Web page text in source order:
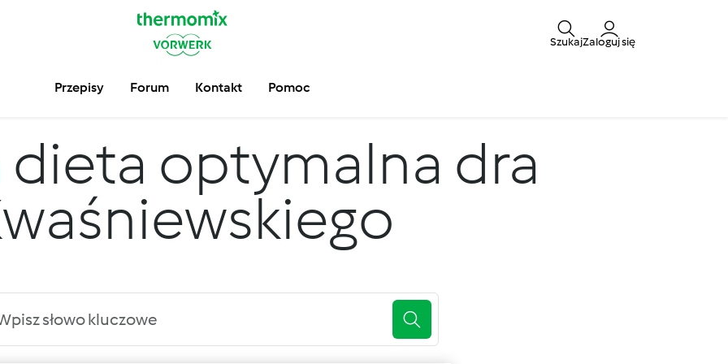
SzukajZaloguj się
Przepisy Forum Kontakt Pomoc
dieta optymalna dra